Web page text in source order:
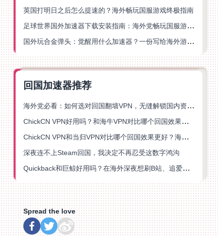
英国打明日之后怎么提速的？海外畅玩国服游戏终极指南
足球世界国外加速器下载安装指南：海外党畅玩国服游戏的终极解决方案
国外玩合金弹头：觉醒用什么加速器？一份写给海外游子的畅玩指南
回国加速器推荐
海外党必看：如何选对回国翻墙VPN，无缝解锁国内资源？
ChickCN VPN好用吗？和海牛VPN对比哪个回国效果更好？
ChickCN VPN和当归VPN对比哪个回国效果更好？海外党亲测后选了它
深夜连不上Steam回国，我决定不再忍受这数字鸿沟
Quickback和巨鲸好用吗？在海外深夜想刷B站、追爱奇艺的你，或许正需要这份答案
Spread the love